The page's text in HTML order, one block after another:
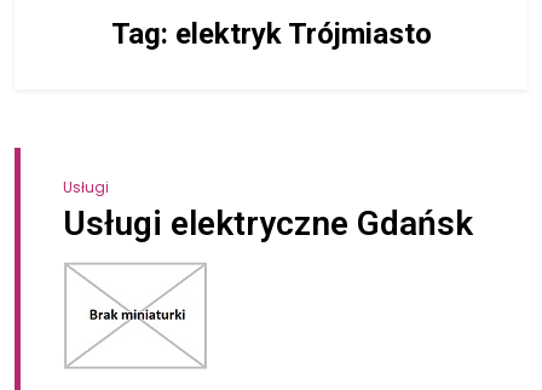
Tag: elektryk Trójmiasto
Usługi
Usługi elektryczne Gdańsk